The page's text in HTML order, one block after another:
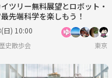
ツリー無料展望とロボット・
先端科学を楽しもう！
日) 10:00
史散歩会 東京